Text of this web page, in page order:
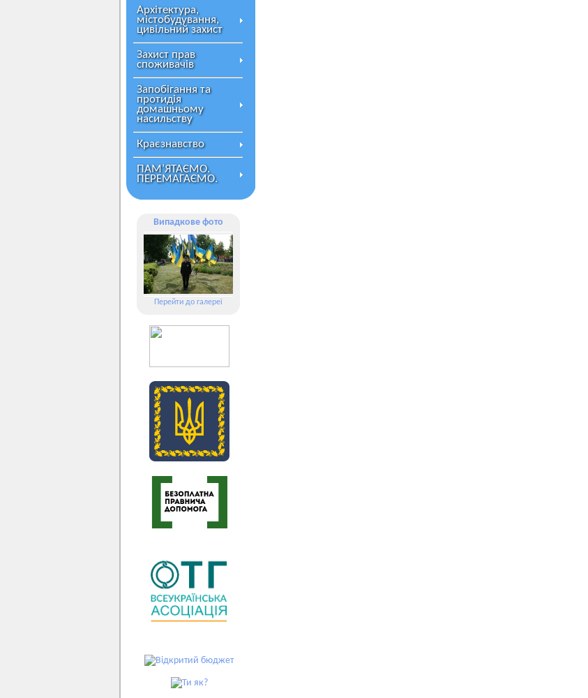
Архітектура,
містобудування,
цивільний захист
Захист прав
споживачів
Запобігання та
протидія
домашньому
насильству
Краєзнавство
ПАМ’ЯТАЄМО.
ПЕРЕМАГАЄМО.
Випадкове фото
Перейти до галереї